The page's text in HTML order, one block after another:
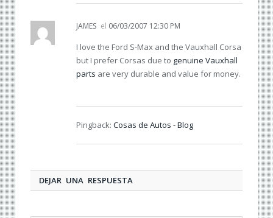
JAMES el 06/03/2007 12:30 PM
I love the Ford S-Max and the Vauxhall Corsa
but I prefer Corsas due to genuine Vauxhall
parts are very durable and value for money.
Pingback: Cosas de Autos - Blog
DEJAR UNA RESPUESTA